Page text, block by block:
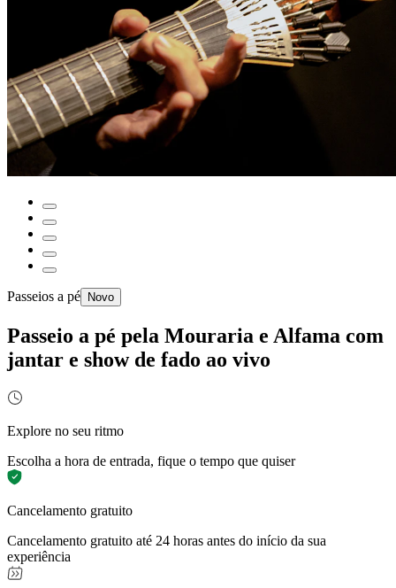
Passeios a pé Novo
Passeio a pé pela Mouraria e Alfama com
jantar e show de fado ao vivo
Explore no seu ritmo
Escolha a hora de entrada, fique o tempo que quiser
Cancelamento gratuito
Cancelamento gratuito até 24 horas antes do início da sua
experiência